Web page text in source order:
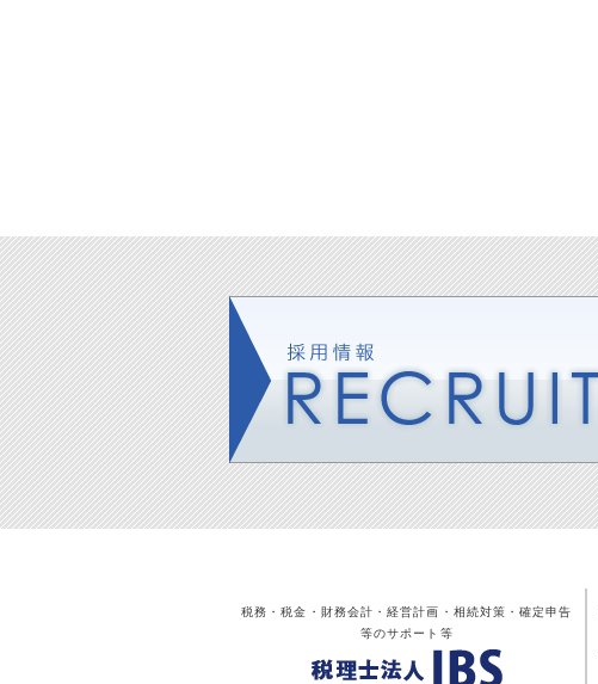
税務・税金・財務会計・経営計画・相続対策・確定申告
等のサポート等